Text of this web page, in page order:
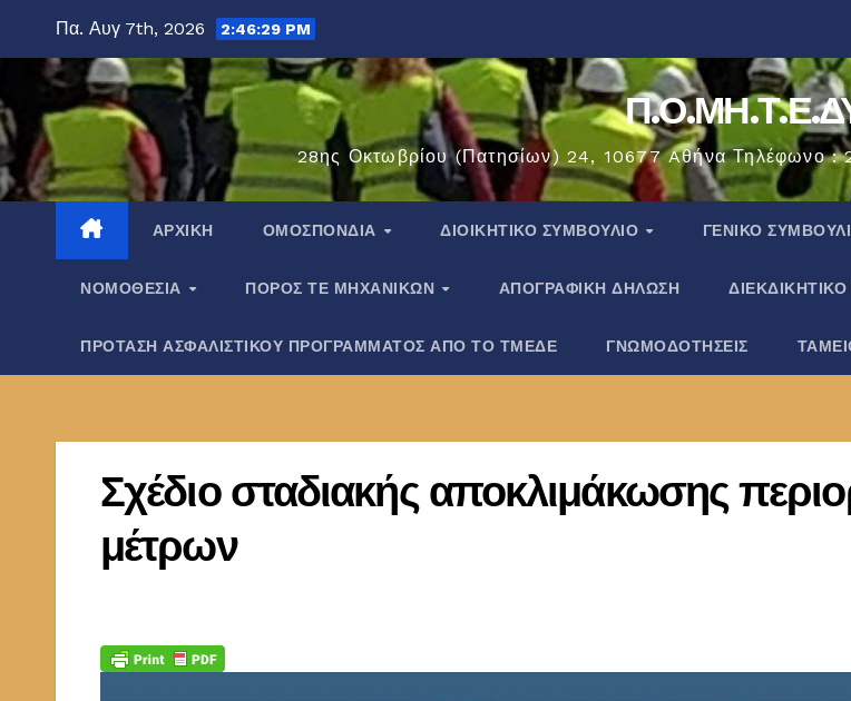
περιεχόμενο
Πα. Αυγ 7th, 2026 2:46:30 PM
28ης Οκτωβρίου (Πατησίων) 24, 10677 Aθήνα Τηλέφωνο
ΑΡΧΙΚΉ ΟΜΟΣΠΟΝΔΊΑ ΔΙΟΙΚΗΤΙΚΟ ΣΥΜΒΟΥΛΙΟ ΓΕΝΙΚΟ
ΝΟΜΟΘΕΣΊΑ ΠΌΡΟΣ ΤΕ ΜΗΧΑΝΙΚΏΝ ΑΠΟΓΡΑΦΙΚΗ ΔΗΛΩΣΗ ΔΙΕΚΔΙΚΗΤΙΚΟ
ΠΡΟΤΑΣΗ ΑΣΦΑΛΙΣΤΙΚΟΥ ΠΡΟΓΡΑΜΜΑΤΟΣ ΑΠΟ ΤΟ ΤΜΕΔΕ ΓΝΩΜΟΔΟΤΗΣΕΙΣ
Σχέδιο σταδιακής αποκλιμάκωσης
μέτρων